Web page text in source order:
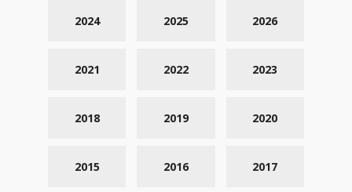
2026
2025
2024
2023
2022
2021
2020
2019
2018
2017
2016
2015